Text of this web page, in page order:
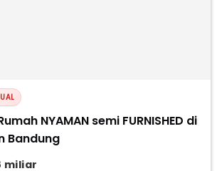
NYAMAN semi FURNISHED di
Bandung
miliar